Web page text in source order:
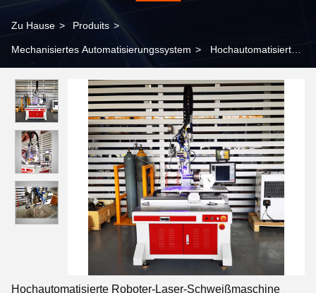
Zu Hause > Produits >
Mechanisiertes Automatisierungssystem > Hochautomatisierte
Hochautomatisierte Roboter-Laser-Schweißmaschine